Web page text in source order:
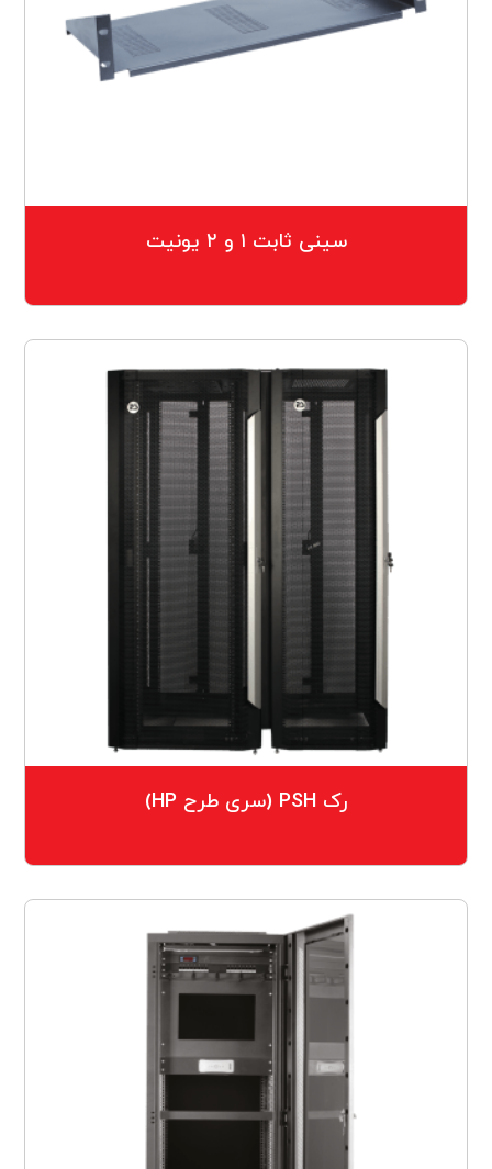
سینی ثابت ۱ و ۲ یونیت
رک PSH (سری طرح HP)